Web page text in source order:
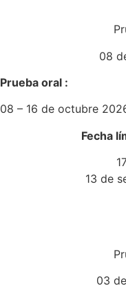
08
Prueba oral :
08 – 16 de octubre
Fecha
13 de
03